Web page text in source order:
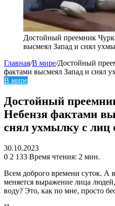
Достойный преемник
высмеял Запад и снял
Главная/В мире/Достойный
фактами высмеял Запад и снял
В мире
Достойный
Небензя фактами
снял ухмылку с лиц
30.10.2023
0 2 133 Время чтения: 2 мин.
Всем доброго времени суток. А
меняется выражение лица
воду? Это, как по мне, просто